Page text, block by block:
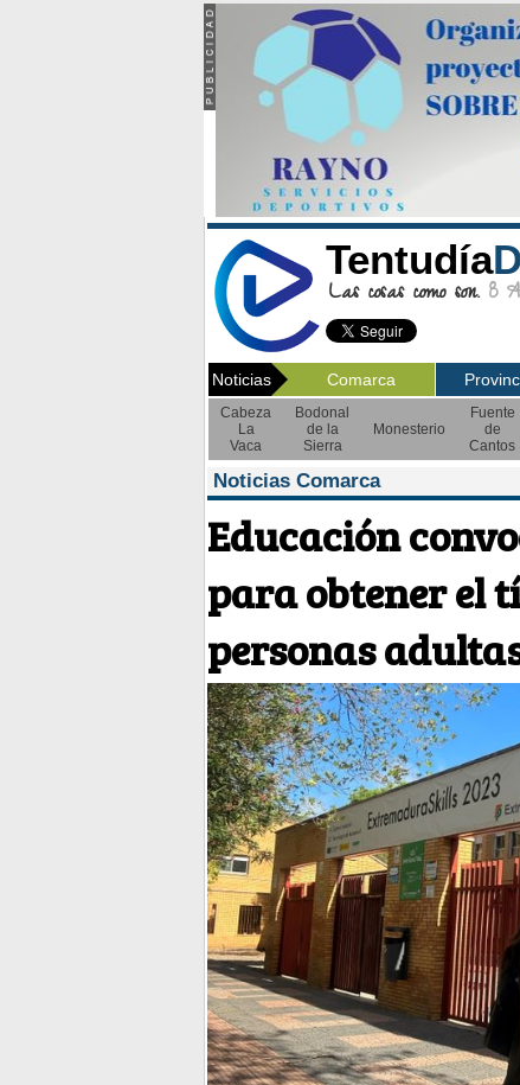
Tentudía
Las cosas como son. 8
Noticias Comarca
Cabeza
La
Vaca
Bodonal
de la
Sierra
Monesterio
Fuente
de
Cantos
Noticias Comarca
Educación
para obtener el
personas